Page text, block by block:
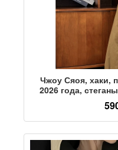
Чжоу Сяоя, хаки,
2026 года,
молнии с